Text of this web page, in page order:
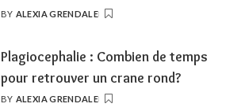
POSTED
BY ALEXIA GRENDALE
Plagiocephalie : Combien de temps
pour retrouver un crane rond?
POSTED
BY ALEXIA GRENDALE